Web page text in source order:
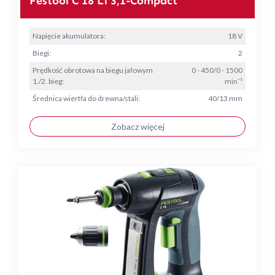
Napięcie akumulatora:
18 V
Biegi:
2
Prędkość obrotowa na biegu jałowym
1./2. bieg:
0 - 450/0 - 1500
min⁻¹
Średnica wiertła do drewna/stali:
40/13 mm
Zobacz więcej